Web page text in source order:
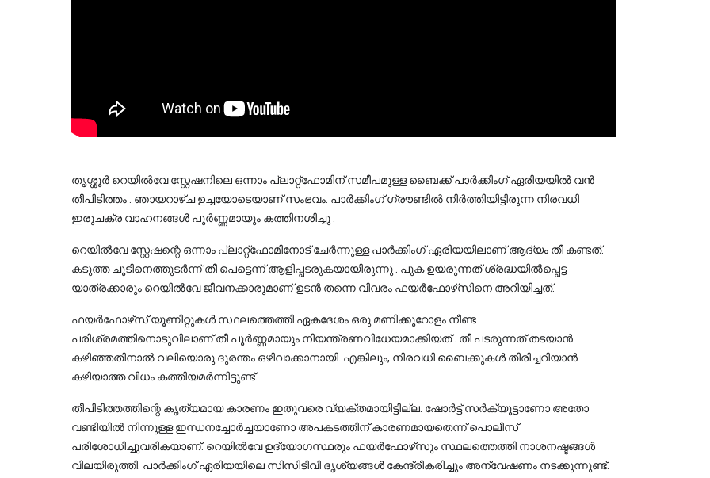
തൃശ്ശൂർ റെയിൽവേ സ്റ്റേഷനിലെ ഒന്നാം പ്ലാറ്റ്‌ഫോമിന് സമീപമുള്ള ബൈക്ക് പാർക്കിംഗ് ഏരിയയിൽ വൻ
തീപിടിത്തം . ഞായറാഴ്ച ഉച്ചയോടെയാണ് സംഭവം. പാർക്കിംഗ് ഗ്രൗണ്ടിൽ നിർത്തിയിട്ടിരുന്ന നിരവധി
ഇരുചക്ര വാഹനങ്ങൾ പൂർണ്ണമായും കത്തിനശിച്ചു .
റെയിൽവേ സ്റ്റേഷന്റെ ഒന്നാം പ്ലാറ്റ്‌ഫോമിനോട് ചേർന്നുള്ള പാർക്കിംഗ് ഏരിയയിലാണ് ആദ്യം തീ കണ്ടത്.
കടുത്ത ചൂടിനെത്തുടർന്ന് തീ പെട്ടെന്ന് ആളിപ്പടരുകയായിരുന്നു . പുക ഉയരുന്നത് ശ്രദ്ധയിൽപ്പെട്ട
യാത്രക്കാരും റെയിൽവേ ജീവനക്കാരുമാണ് ഉടൻ തന്നെ വിവരം ഫയർഫോഴ്‌സിനെ അറിയിച്ചത്.
ഫയർഫോഴ്‌സ് യൂണിറ്റുകൾ സ്ഥലത്തെത്തി ഏകദേശം ഒരു മണിക്കൂറോളം നീണ്ട
പരിശ്രമത്തിനൊടുവിലാണ് തീ പൂർണ്ണമായും നിയന്ത്രണവിധേയമാക്കിയത് . തീ പടരുന്നത് തടയാൻ
കഴിഞ്ഞതിനാൽ വലിയൊരു ദുരന്തം ഒഴിവാക്കാനായി. എങ്കിലും, നിരവധി ബൈക്കുകൾ തിരിച്ചറിയാൻ
കഴിയാത്ത വിധം കത്തിയമർന്നിട്ടുണ്ട്.
തീപിടിത്തത്തിന്റെ കൃത്യമായ കാരണം ഇതുവരെ വ്യക്തമായിട്ടില്ല. ഷോർട്ട് സർക്യൂട്ടാണോ അതോ
വണ്ടിയിൽ നിന്നുള്ള ഇന്ധനച്ചോർച്ചയാണോ അപകടത്തിന് കാരണമായതെന്ന് പൊലീസ്
പരിശോധിച്ചുവരികയാണ്. റെയിൽവേ ഉദ്യോഗസ്ഥരും ഫയർഫോഴ്‌സും സ്ഥലത്തെത്തി നാശനഷ്ടങ്ങൾ
വിലയിരുത്തി. പാർക്കിംഗ് ഏരിയയിലെ സിസിടിവി ദൃശ്യങ്ങൾ കേന്ദ്രീകരിച്ചും അന്വേഷണം നടക്കുന്നുണ്ട്.